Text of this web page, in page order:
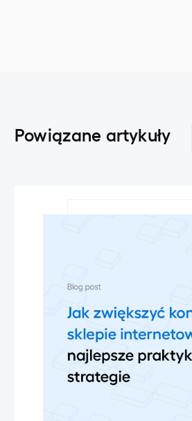
Powiązane artykuły